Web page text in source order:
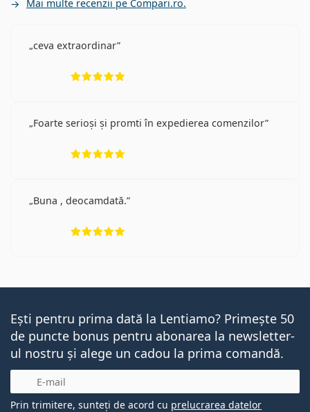
Mai multe recenzii pe Compari.ro.
ceva extraordinar
Foarte serioși și promti în expedierea comenzilor
Buna , deocamdată.
Ești pentru prima dată la Lentiamo? Primește 50
de puncte bonus pentru abonarea la newsletter-
ul nostru și alege un cadou la prima comandă.
E-mail
Prin trimitere, sunteți de acord cu prelucrarea datelor